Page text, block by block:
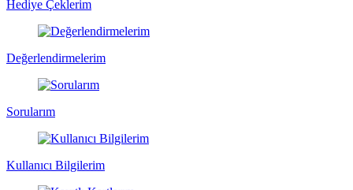
Hediye Çeklerim
Değerlendirmelerim
Sorularım
Kullanıcı Bilgilerim